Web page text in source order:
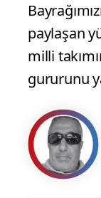
paylaşan
milli
gururunu